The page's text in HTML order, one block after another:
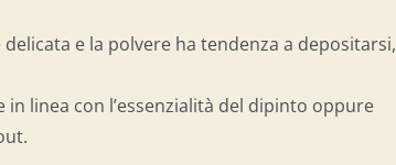
e la polvere ha tendenza a depositarsi,
linea con l’essenzialità del dipinto oppure